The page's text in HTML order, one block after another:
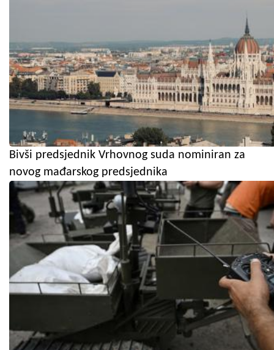
Bivši predsjednik Vrhovnog suda nominiran za
novog mađarskog predsjednika